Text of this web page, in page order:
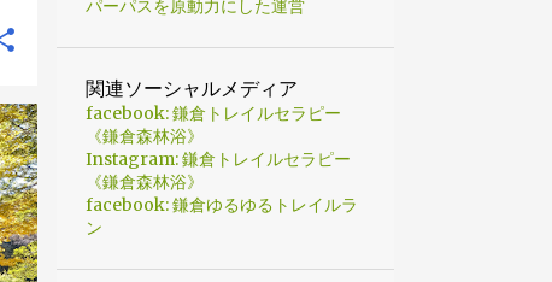
パーパスを原動力にした運営
関連ソーシャルメディア
facebook: 鎌倉トレイルセラピー
《鎌倉森林浴》
Instagram: 鎌倉トレイルセラピー
《鎌倉森林浴》
facebook: 鎌倉ゆるゆるトレイルラ
ン